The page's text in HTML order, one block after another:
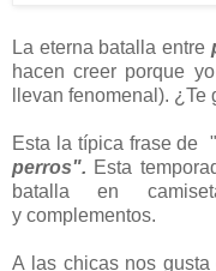
La eterna batalla entre
hacen creer porque
llevan fenomenal).
Esta la típica frase de "
perros". Esta
batalla en
y complementos.
A las chicas nos